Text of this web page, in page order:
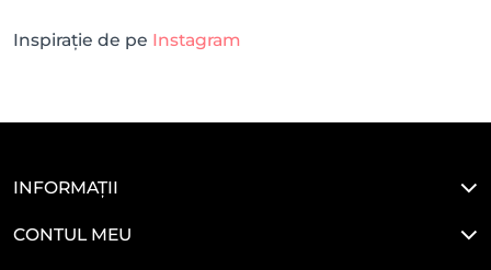
Inspirație de pe Instagram
INFORMAȚII
CONTUL MEU